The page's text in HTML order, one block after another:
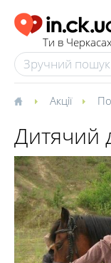
Ти в Черкасах
Акції
Дитячий